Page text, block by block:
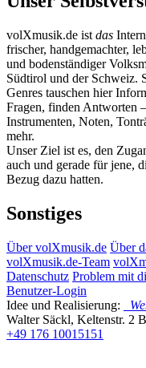
volXmusik.de ist das
frischer, handgemachter,
und bodenständiger
Südtirol und der Schweiz.
Genres tauschen hier
Fragen, finden Antworten
Instrumenten, Noten,
mehr.
Unser Ziel ist es, den
auch und gerade für jene,
Bezug dazu hatten.
Sonstiges
Über volXmusik.de Über
volXmusik.de-Team
Datenschutz Problem mit
Benutzer-Login
Idee und Realisierung:
Walter Säckl, Keltenstr. 2 B
+49 176 10015151